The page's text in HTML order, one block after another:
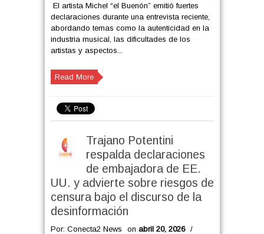
El artista Michel “el Buenón” emitió fuertes
declaraciones durante una entrevista reciente,
abordando temas como la autenticidad en la
industria musical, las dificultades de los
artistas y aspectos...
Read More
Trajano Potentini
respalda declaraciones
de embajadora de EE.
UU. y advierte sobre riesgos de
censura bajo el discurso de la
desinformación
Por: Conecta2 News on abril 20, 2026
/